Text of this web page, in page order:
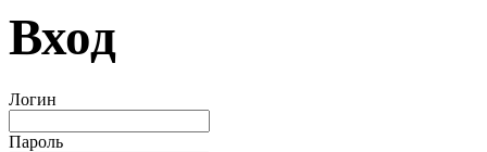
Вход
Логин
Пароль